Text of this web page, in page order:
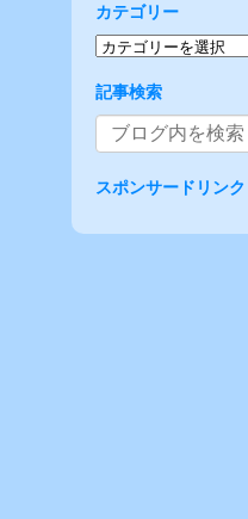
カテゴリー
記事検索
スポンサードリンク